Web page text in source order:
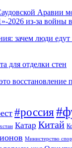
Аравии
2026 из-за войны
зачем люди едут
для отделки стен
восстановление
#россия
Катар Китай
Министерство